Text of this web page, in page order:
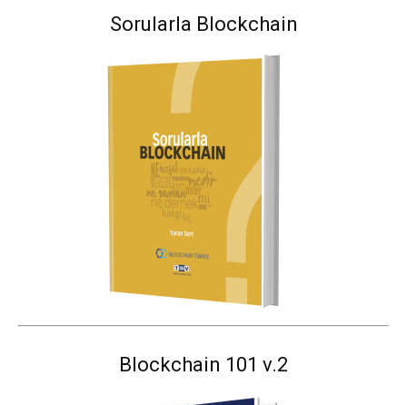
Sorularla Blockchain
Blockchain 101 v.2